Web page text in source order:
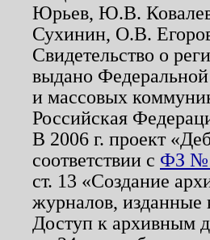
Юрьев, Ю.В.
Сухинин, О.В.
Свидетельство о
выдано
и массовых
Российская
В 2006 г. проект
соответствии с ФЗ №
ст. 13 «Создание
журналов, изданные
Доступ к архивным